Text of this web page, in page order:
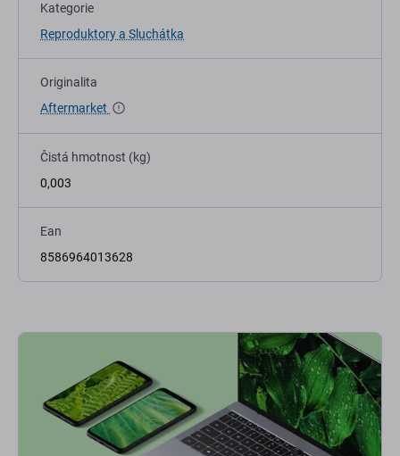
Kategorie
Reproduktory a Sluchátka
Originalita
Aftermarket
Čistá hmotnost (kg)
0,003
Ean
8586964013628